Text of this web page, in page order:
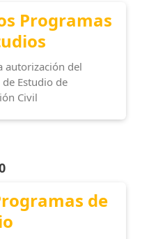
Programas
autorización del
Estudio de
Civil
de